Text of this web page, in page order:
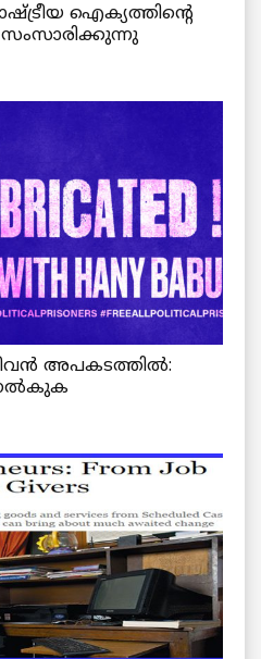
ഐക്യത്തിന്റെ
സംസാരിക്കുന്നു
അപകടത്തിൽ:
നൽകുക